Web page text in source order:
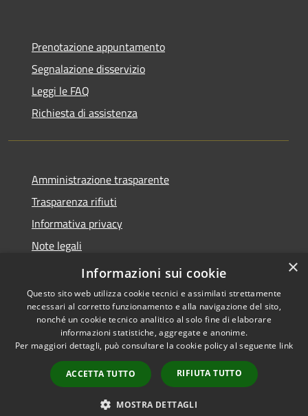
Prenotazione appuntamento
Segnalazione disservizio
Leggi le FAQ
Richiesta di assistenza
Amministrazione trasparente
Trasparenza rifiuti
Informativa privacy
Note legali
Dichiarazione di accessibilità
Accessibilità
Copyright © 2026 • Città di
Messina • Powered by
Municipium•
Accesso
redazione
×
Informazioni sui cookie
Questo sito web utilizza cookie tecnici e assimilati strettamente
necessari al corretto funzionamento e alla navigazione del sito,
nonché un cookie tecnico analitico al solo fine di elaborare
informazioni statistiche, aggregate e anonime.
Per maggiori dettagli, può consultare la cookie policy al seguente link
ACCETTA TUTTO RIFIUTA TUTTO
MOSTRA DETTAGLI